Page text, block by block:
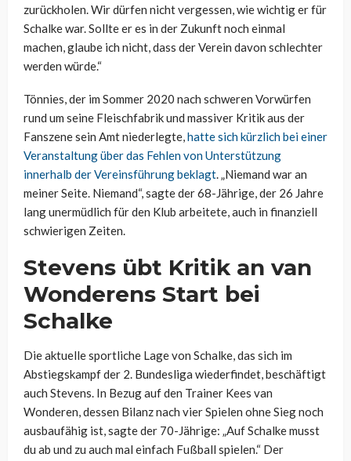
zurückholen. Wir dürfen nicht vergessen, wie wichtig er für
Schalke war. Sollte er es in der Zukunft noch einmal
machen, glaube ich nicht, dass der Verein davon schlechter
werden würde.“
Tönnies, der im Sommer 2020 nach schweren Vorwürfen
rund um seine Fleischfabrik und massiver Kritik aus der
Fanszene sein Amt niederlegte,hatte sich kürzlich bei einer
Veranstaltung über das Fehlen von Unterstützung
innerhalb der Vereinsführung beklagt. „Niemand war an
meiner Seite. Niemand“, sagte der 68-Jährige, der 26 Jahre
lang unermüdlich für den Klub arbeitete, auch in finanziell
schwierigen Zeiten.
Stevens übt Kritik an van
Wonderens Start bei
Schalke
Die aktuelle sportliche Lage von Schalke, das sich im
Abstiegskampf der 2. Bundesliga wiederfindet, beschäftigt
auch Stevens. In Bezug auf den Trainer Kees van
Wonderen, dessen Bilanz nach vier Spielen ohne Sieg noch
ausbaufähig ist, sagte der 70-Jährige: „Auf Schalke musst
du ab und zu auch mal einfach Fußball spielen.“ Der